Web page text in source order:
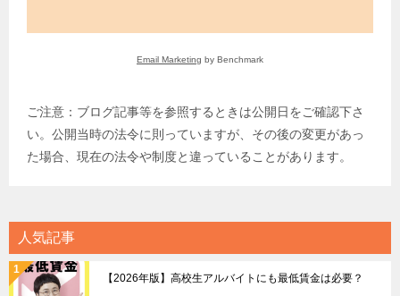
Email Marketing by Benchmark
ご注意：ブログ記事等を参照するときは公開日をご確認下さ
い。公開当時の法令に則っていますが、その後の変更があっ
た場合、現在の法令や制度と違っていることがあります。
人気記事
【2026年版】高校生アルバイトにも最低賃金は必要？